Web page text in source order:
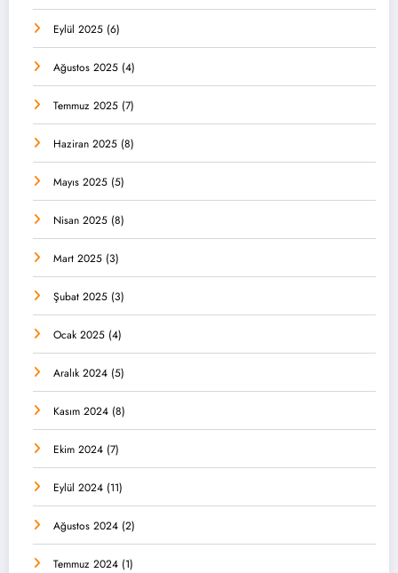
Eylül 2025 (6)
Ağustos 2025 (4)
Temmuz 2025 (7)
Haziran 2025 (8)
Mayıs 2025 (5)
Nisan 2025 (8)
Mart 2025 (3)
Şubat 2025 (3)
Ocak 2025 (4)
Aralık 2024 (5)
Kasım 2024 (8)
Ekim 2024 (7)
Eylül 2024 (11)
Ağustos 2024 (2)
Temmuz 2024 (1)